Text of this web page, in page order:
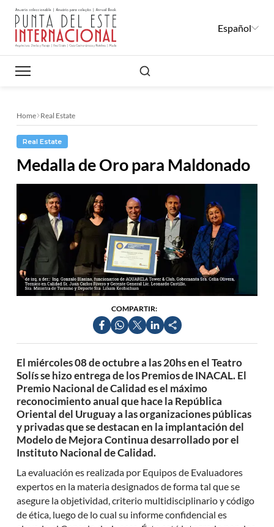
Español
Buscar
Home Real Estate
Real Estate
Medalla de Oro para Maldonado
COMPARTIR:
El miércoles 08 de octubre a las 20hs en el Teatro
Solís se hizo entrega de los Premios de INACAL. El
Premio Nacional de Calidad es el máximo
reconocimiento anual que hace la República
Oriental del Uruguay a las organizaciones públicas
y privadas que se destacan en la implantación del
Modelo de Mejora Continua desarrollado por el
Instituto Nacional de Calidad.
La evaluación es realizada por Equipos de Evaluadores
expertos en la materia designados de forma tal que se
asegure la objetividad, criterio multidisciplinario y código
de ética, luego de lo cual su informe confidencial es